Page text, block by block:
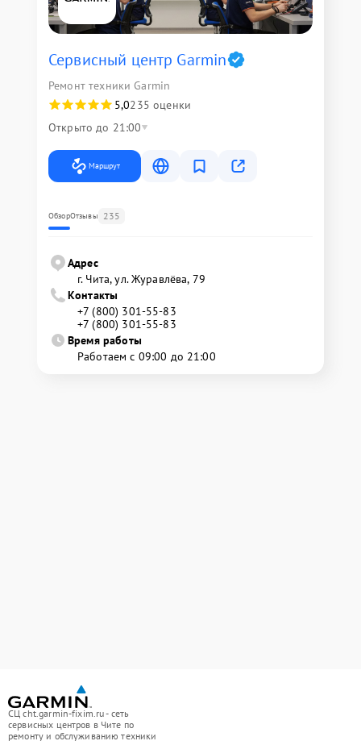
Сервисный центр Garmin
Ремонт техники Garmin
5,0235 оценки
Открыто до 21:00
Маршрут
ОбзорОтзывы 235
Адрес
г. Чита, ул. Журавлёва, 79
Контакты
+7 (800) 301-55-83
+7 (800) 301-55-83
Время работы
Работаем с 09:00 до 21:00
СЦ cht.garmin-fixim.ru - сеть
сервисных центров в Чите по
ремонту и обслуживанию техники